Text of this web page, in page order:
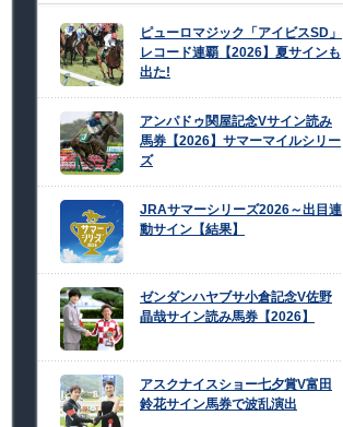
ピューロマジック「アイビスSD」
レコード連覇【2026】夏サインも
出た!
アンパドゥ関屋記念Vサイン読み
馬券【2026】サマーマイルシリー
ズ
JRAサマーシリーズ2026～出目連
動サイン【結果】
ゼンダンハヤブサ小倉記念V佐野
晶哉サイン読み馬券【2026】
アスクナイスショー七夕賞V富田
鈴花サイン馬券で波乱演出